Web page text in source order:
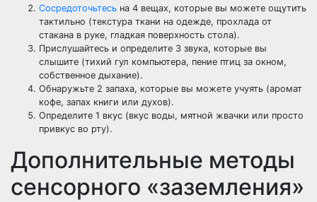
Сосредоточьтесь на 4 вещах, которые вы можете ощутить
тактильно (текстура ткани на одежде, прохлада от
стакана в руке, гладкая поверхность стола).
Прислушайтесь и определите 3 звука, которые вы
слышите (тихий гул компьютера, пение птиц за окном,
собственное дыхание).
Обнаружьте 2 запаха, которые вы можете учуять (аромат
кофе, запах книги или духов).
Определите 1 вкус (вкус воды, мятной жвачки или просто
привкус во рту).
Дополнительные методы
сенсорного «заземления»